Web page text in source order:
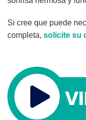
Si cree que puede
completa, solicite su